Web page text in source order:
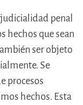
penal
hechos que sean
ser objeto
Se
procesos
hechos. Esta